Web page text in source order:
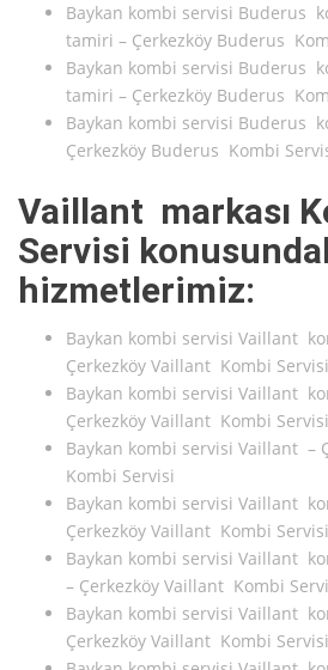
Baykan kombi servisi Buderus
tamiri – Çerkezköy Buderus
Baykan kombi servisi Buderus
tamiri – Çerkezköy Buderus
Baykan kombi servisi Buderus
Çerkezköy Buderus Kombi
Vaillant markası
Servisi
hizmetlerimiz:
Baykan kombi servisi Vaillant
Çerkezköy Vaillant Kombi Servisi
Baykan kombi servisi Vaillant
Çerkezköy Vaillant Kombi Servisi
Baykan kombi servisi Vaillant –
Kombi Servisi
Baykan kombi servisi Vaillant
Çerkezköy Vaillant Kombi Servisi
Baykan kombi servisi Vaillant
– Çerkezköy Vaillant Kombi
Baykan kombi servisi Vaillant
Çerkezköy Vaillant Kombi Servisi